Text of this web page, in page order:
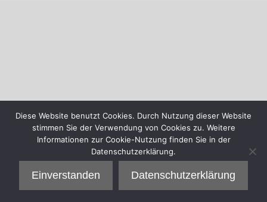
Diese Website benutzt Cookies. Durch Nutzung dieser Website
stimmen Sie der Verwendung von Cookies zu. Weitere
Informationen zur Cookie-Nutzung finden Sie in der
Datenschutzerklärung.
Einverstanden Datenschutzerklärung